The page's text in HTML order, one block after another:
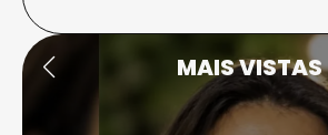
MAIS VISTAS